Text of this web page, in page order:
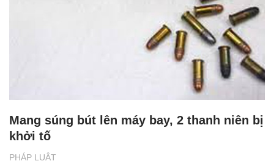
PHÁP LUẬT
Mang súng bút lên máy bay, 2 thanh niên bị
khởi tố